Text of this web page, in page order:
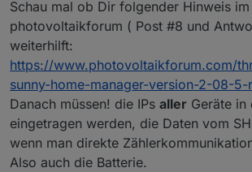
dect 200 steckdose
iobroker hängt im gleichen
identischem Subnetz auf
und ist auch über den
wie gesagt, hatte damals
SMA Firmware und 0.64
der neuen Firmware von
ich mit großer Mühe den
Version 0.65 geuppdated
Hoffnung, dass es damit
nicht.
Bin aber leider ein newbie
nach Anweisung posten.
Hugo
Schau mal ob Dir folgender Hinweis im
photovoltaikforum ( Post #8 und
weiterhilft:
https://www.photovoltaikforum.com/
sunny-home-manager-version-2-08-5-
Danach müssen! die IPs aller Geräte in
eingetragen werden, die Daten vom
wenn man direkte
Also auch die Batterie.